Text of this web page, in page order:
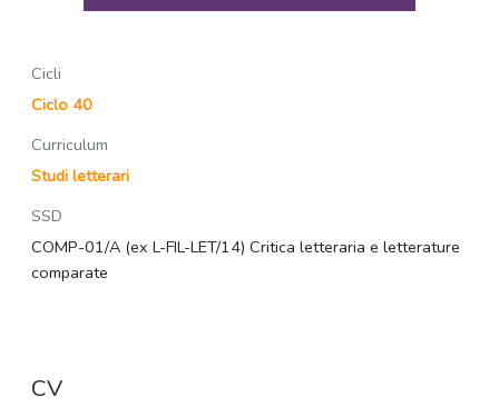
Cicli
Ciclo 40
Curriculum
Studi letterari
SSD
COMP-01/A (ex L-FIL-LET/14) Critica letteraria e letterature
comparate
CV